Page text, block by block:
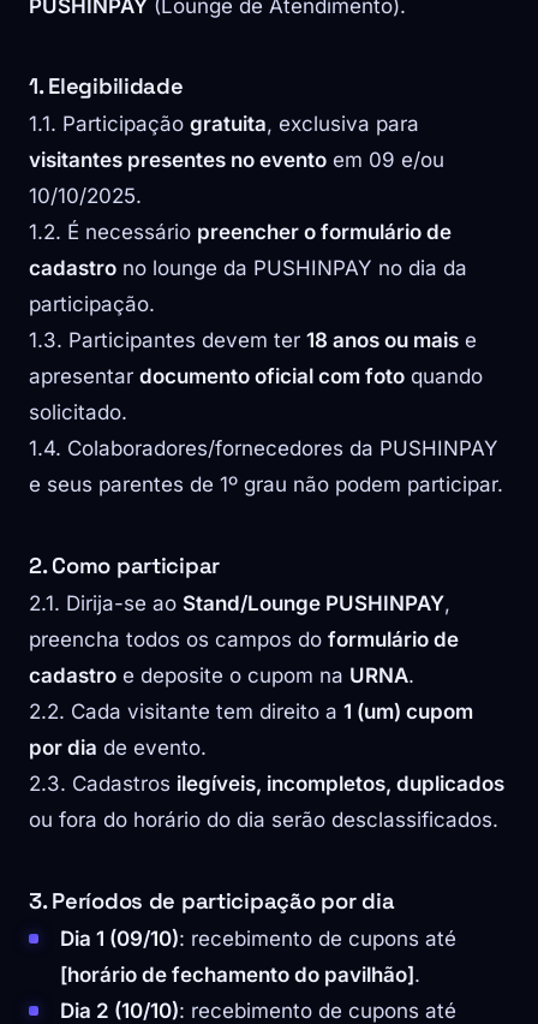
PUSHINPAY (Lounge de Atendimento).
1. Elegibilidade
1.1. Participação gratuita, exclusiva para
visitantes presentes no evento em 09 e/ou
10/10/2025.
1.2. É necessário preencher o formulário de
cadastro no lounge da PUSHINPAY no dia da
participação.
1.3. Participantes devem ter 18 anos ou mais e
apresentar documento oficial com foto quando
solicitado.
1.4. Colaboradores/fornecedores da PUSHINPAY
e seus parentes de 1º grau não podem participar.
2. Como participar
2.1. Dirija-se ao Stand/Lounge PUSHINPAY,
preencha todos os campos do formulário de
cadastro e deposite o cupom na URNA.
2.2. Cada visitante tem direito a 1 (um) cupom
por dia de evento.
2.3. Cadastros ilegíveis, incompletos, duplicados
ou fora do horário do dia serão desclassificados.
3. Períodos de participação por dia
Dia 1 (09/10): recebimento de cupons até
[horário de fechamento do pavilhão].
Dia 2 (10/10): recebimento de cupons até